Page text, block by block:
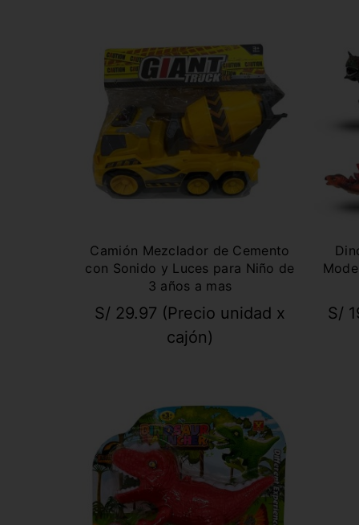
Camión Mezclador de Cemento
con Sonido y Luces para Niño de
3 años a mas
S/ 29.97 (Precio unidad x
cajón)
S/